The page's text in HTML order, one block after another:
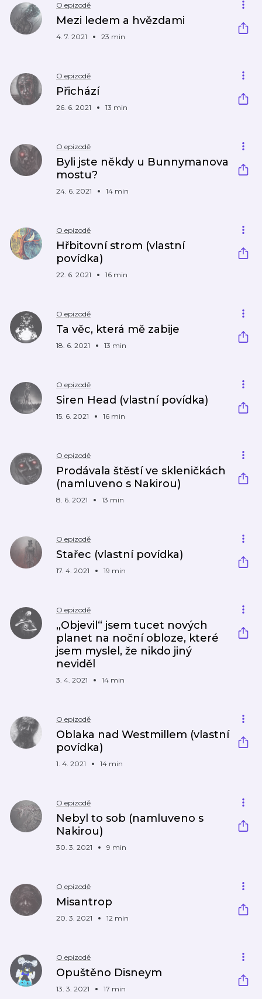
O epizodě
Mezi ledem a hvězdami
4. 7. 2021 23 min
O epizodě
Přichází
26. 6. 2021 13 min
O epizodě
Byli jste někdy u Bunnymanova
mostu?
24. 6. 2021 14 min
O epizodě
Hřbitovní strom (vlastní
povídka)
22. 6. 2021 16 min
O epizodě
Ta věc, která mě zabije
18. 6. 2021 13 min
O epizodě
Siren Head (vlastní povídka)
15. 6. 2021 16 min
O epizodě
Prodávala štěstí ve skleničkách
(namluveno s Nakirou)
8. 6. 2021 13 min
O epizodě
Stařec (vlastní povídka)
17. 4. 2021 19 min
O epizodě
„Objevil“ jsem tucet nových
planet na noční obloze, které
jsem myslel, že nikdo jiný
neviděl
3. 4. 2021 14 min
O epizodě
Oblaka nad Westmillem (vlastní
povídka)
1. 4. 2021 14 min
O epizodě
Nebyl to sob (namluveno s
Nakirou)
30. 3. 2021 9 min
O epizodě
Misantrop
20. 3. 2021 12 min
O epizodě
Opuštěno Disneym
13. 3. 2021 17 min